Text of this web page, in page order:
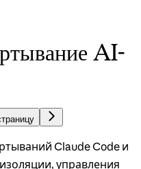
AI-
Claude Code и
управления